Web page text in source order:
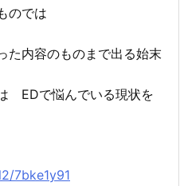
のでは
内容のものまで出る始末
EDで悩んでいる現状を
7bke1y91